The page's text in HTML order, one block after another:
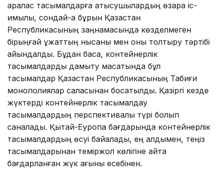
аралас тасымалдарға қатысушылардың өзара іс-
қимылы, сондай-ақ бұрын Қазақстан
Республикасының заңнамасында көзделмеген
бірыңғай құжаттың нысаны мен оны толтыру тәртібі
айқындалды. Бұдан басқа, контейнерлік
тасымалдарды дамыту мақсатында бұл
тасымалдар Қазақстан Республикасының Табиғи
монополиялар саласынан босатылды. Қазіргі кезде
жүктерді контейнерлік тасымалдау
тасымалдардың перспективалы түрі болып
саналады. Қытай-Еуропа бағдарында контейнерлік
тасымалдардың өсуі байқалады, ең алдымен, теңіз
тасымалдарынан теміржол көлігіне қайта
бағдарланған жүк ағыны есебінен.